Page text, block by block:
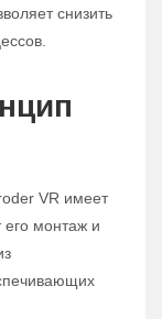
снизить
VR имеет
его монтаж и